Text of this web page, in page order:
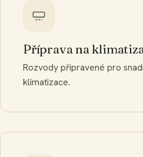
Příprava na
Rozvody připravené pro
klimatizace.